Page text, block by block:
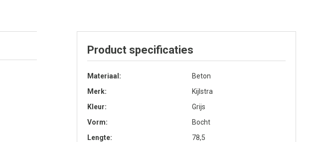
Product specificaties
Materiaal
Beton
Merk
Kijlstra
Kleur
Grijs
Vorm
Bocht
Lengte
78,5